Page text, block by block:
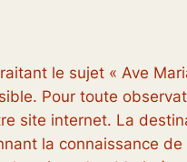
le sujet « Ave
Pour toute
site internet. La
la connaissance